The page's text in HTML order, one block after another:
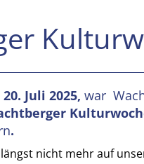
Juli 2025, war
.
nicht mehr auf